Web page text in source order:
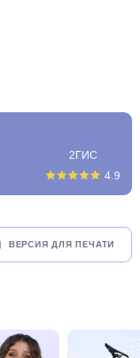
2ГИС
4.9
ВЕРСИЯ ДЛЯ ПЕЧАТИ